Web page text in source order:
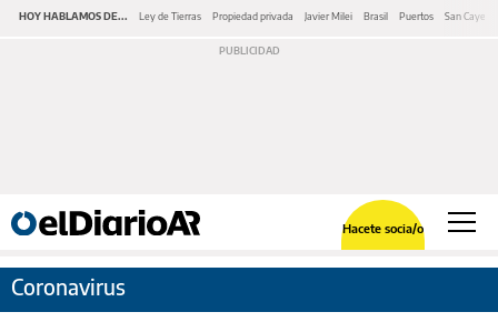
HOY HABLAMOS DE... Ley de Tierras Propiedad privada Javier Milei Brasil Puertos San
Hacete socia/o
Coronavirus